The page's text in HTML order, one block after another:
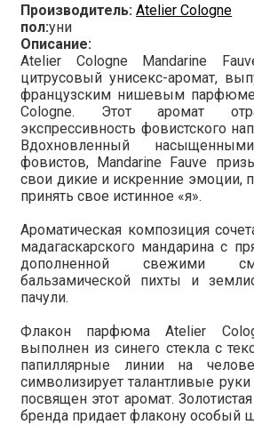
Производитель: Atelier Cologne
пол:уни
Описание:
Atelier Cologne Mandarine
цитрусовый унисекс-аромат,
французским нишевым
Cologne. Этот аромат
экспрессивность фовистского
Вдохновленный
фовистов, Mandarine Fauve
свои дикие и искренние эмоции,
принять свое истинное «я».
Ароматическая композиция
мадагаскарского мандарина с
дополненной свежими
бальзамической пихты и
пачули.
Флакон парфюма Atelier
выполнен из синего стекла с
папиллярные линии на
символизирует талантливые
посвящен этот аромат.
бренда придает флакону особый